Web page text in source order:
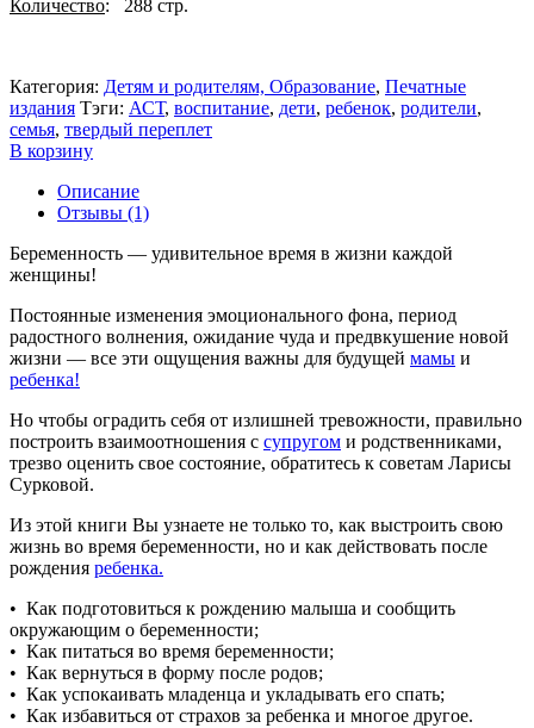
Количество: 288 стр.
Категория: Детям и родителям, Образование, Печатные
издания Тэги: АСТ, воспитание, дети, ребенок, родители,
семья, твердый переплет
В корзину
Описание
Отзывы (1)
Беременность — удивительное время в жизни каждой
женщины!
Постоянные изменения эмоционального фона, период
радостного волнения, ожидание чуда и предвкушение новой
жизни — все эти ощущения важны для будущей мамы и
ребенка!
Но чтобы оградить себя от излишней тревожности, правильно
построить взаимоотношения с супругом и родственниками,
трезво оценить свое состояние, обратитесь к советам Ларисы
Сурковой.
Из этой книги Вы узнаете не только то, как выстроить свою
жизнь во время беременности, но и как действовать после
рождения ребенка.
• Как подготовиться к рождению малыша и сообщить
окружающим о беременности;
• Как питаться во время беременности;
• Как вернуться в форму после родов;
• Как успокаивать младенца и укладывать его спать;
• Как избавиться от страхов за ребенка и многое другое.